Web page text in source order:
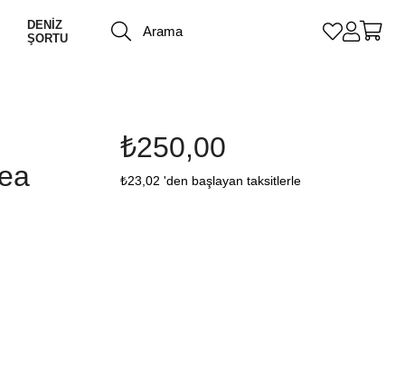
DENİZ
ŞORTU
₺250,00
₺23,02 'den başlayan taksitlerle